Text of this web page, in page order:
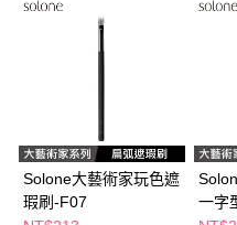
結帳頁面，進行簡訊認證並確認金
２．訂單成立數日內，您將收到繳
３．收到繳費通知簡訊後14天內，
ATM／網路銀行／等多元方式進行
※ 請注意：結帳手續完成當下不需
購買商品的店家。未經商家同意取
※ 交易是否成功請以「AFTEE先享
是否繳費成功／繳費後需取消欲退
客戶支援中心」https://
付款後全家取貨
每筆NT$65，滿NT$390(含以
每筆NT$65，滿NT$490(含以
付款後萊爾富取貨
每筆NT$65，滿NT$490(含以
Solone大藝術家玩色遮
瑕刷-F07
一字